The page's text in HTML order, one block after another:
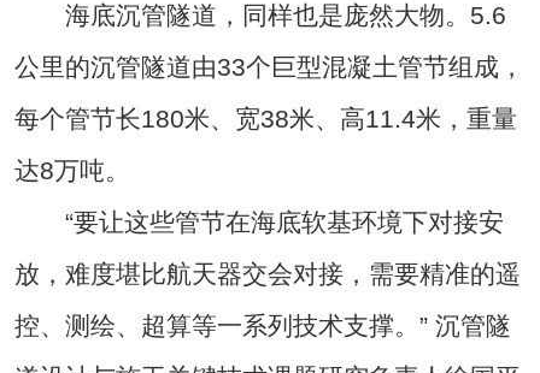
海底沉管隧道，同样也是庞然大物。5.6
公里的沉管隧道由33个巨型混凝土管节组成，
每个管节长180米、宽38米、高11.4米，重量
达8万吨。
“要让这些管节在海底软基环境下对接安
放，难度堪比航天器交会对接，需要精准的遥
控、测绘、超算等一系列技术支撑。” 沉管隧